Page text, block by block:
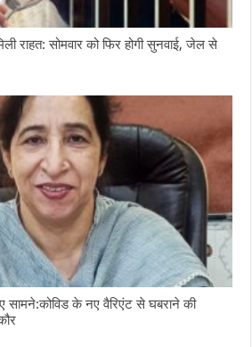
राहत: सोमवार को फिर होगी सुनवाई, जेल से
सामने:कोविड के नए वैरिएंट से घबराने की